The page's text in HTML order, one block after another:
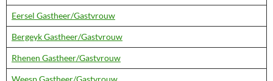
Eersel Gastheer/Gastvrouw
Bergeyk Gastheer/Gastvrouw
Rhenen Gastheer/Gastvrouw
Weesp Gastheer/Gastvrouw